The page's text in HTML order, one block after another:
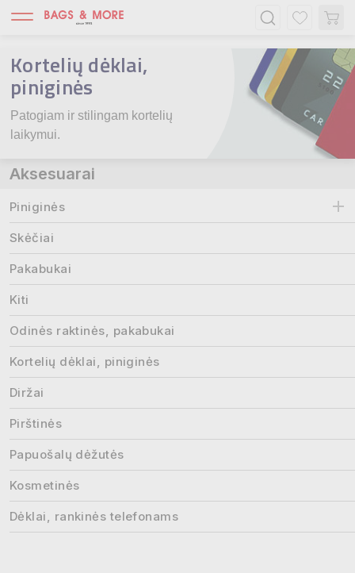
Kortelių dėklai,
piniginės
Patogiam ir stilingam kortelių
laikymui.
Aksesuarai
Piniginės
Skėčiai
Pakabukai
Kiti
Odinės raktinės, pakabukai
Kortelių dėklai, piniginės
Diržai
Pirštinės
Papuošalų dėžutės
Kosmetinės
Dėklai, rankinės telefonams